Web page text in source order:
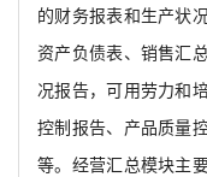
的财务报表和生产状
资产负债表、销售汇
况报告，可用劳力和
控制报告、产品质量
等。经营汇总模块主